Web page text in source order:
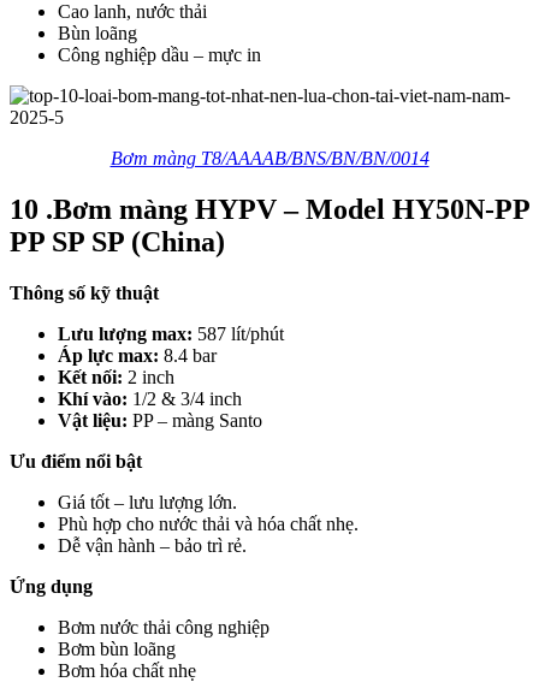
Cao lanh, nước thải
Bùn loãng
Công nghiệp dầu – mực in
Bơm màng T8/AAAAB/BNS/BN/BN/0014
10 .Bơm màng HYPV – Model HY50N-PP
PP SP SP (China)
Thông số kỹ thuật
Lưu lượng max: 587 lít/phút
Áp lực max: 8.4 bar
Kết nối: 2 inch
Khí vào: 1/2 & 3/4 inch
Vật liệu: PP – màng Santo
Ưu điểm nổi bật
Giá tốt – lưu lượng lớn.
Phù hợp cho nước thải và hóa chất nhẹ.
Dễ vận hành – bảo trì rẻ.
Ứng dụng
Bơm nước thải công nghiệp
Bơm bùn loãng
Bơm hóa chất nhẹ